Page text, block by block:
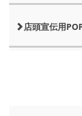
店頭宣伝用